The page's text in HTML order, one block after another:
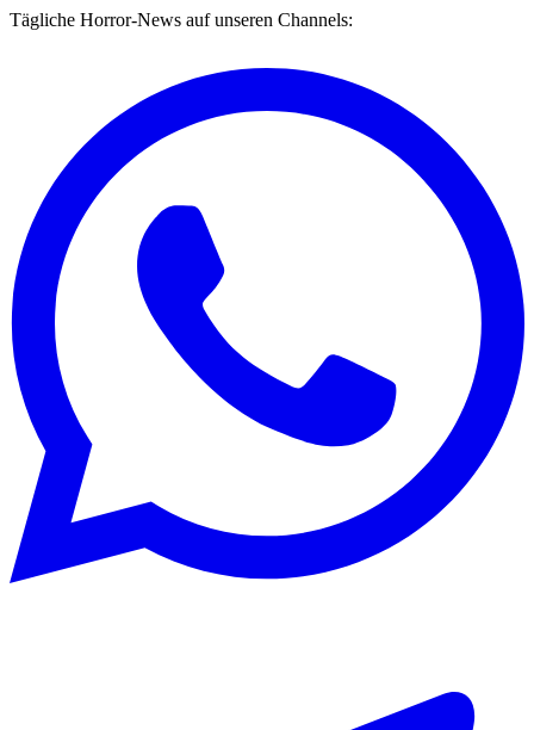
Tägliche Horror-News auf unseren Channels: